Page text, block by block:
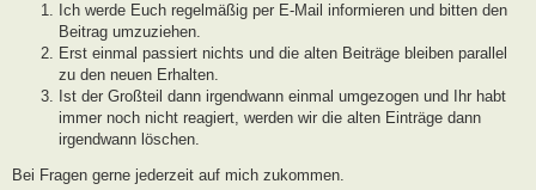
Ich werde Euch regelmäßig per E-Mail informieren und bitten den
Beitrag umzuziehen.
Erst einmal passiert nichts und die alten Beiträge bleiben parallel
zu den neuen Erhalten.
Ist der Großteil dann irgendwann einmal umgezogen und Ihr habt
immer noch nicht reagiert, werden wir die alten Einträge dann
irgendwann löschen.
Bei Fragen gerne jederzeit auf mich zukommen.